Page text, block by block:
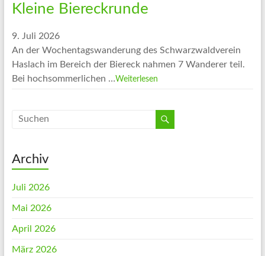
Kleine Biereckrunde
9. Juli 2026
An der Wochentagswanderung des Schwarzwaldverein
Haslach im Bereich der Biereck nahmen 7 Wanderer teil.
Bei hochsommerlichen …Weiterlesen
Archiv
Juli 2026
Mai 2026
April 2026
März 2026